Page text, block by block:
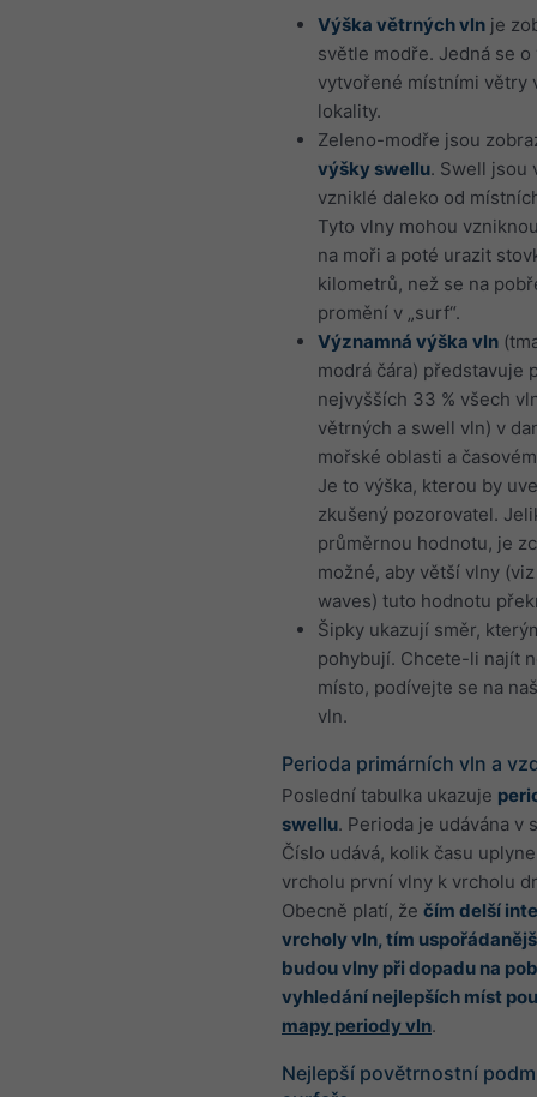
Výška větrných vln je
světle modře. Jedná se o
vytvořené místními větry
lokality.
Zeleno-modře jsou
výšky swellu. Swell jsou
vzniklé daleko od
Tyto vlny mohou
na moři a poté urazit
kilometrů, než se na
promění v „surf“.
Významná výška vln
modrá čára) představuje
nejvyšších 33 % všech
větrných a swell vln) v
mořské oblasti a
Je to výška, kterou by
zkušený pozorovatel.
průměrnou hodnotu, je
možné, aby větší vlny
waves) tuto hodnotu
Šipky ukazují směr,
pohybují. Chcete-li najít
místo, podívejte se na
vln.
Perioda primárních vln a
Poslední tabulka ukazuje
swellu. Perioda je udávána v
Číslo udává, kolik času
vrcholu první vlny k vrcholu
Obecně platí, že čím delší
vrcholy vln, tím
budou vlny při dopadu na
vyhledání nejlepších míst
mapy periody vln.
Nejlepší povětrnostní